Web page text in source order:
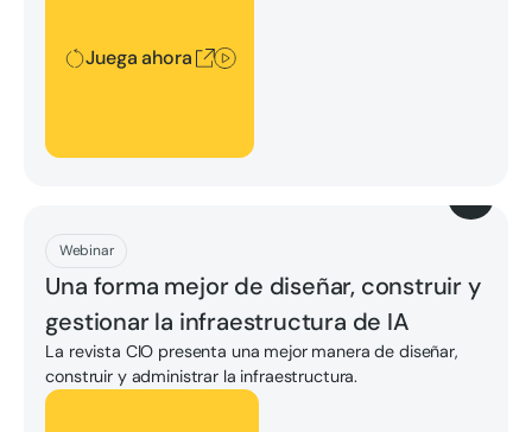
Juega ahora
Webinar
Una forma mejor de diseñar, construir y
gestionar la infraestructura de IA
La revista CIO presenta una mejor manera de diseñar,
construir y administrar la infraestructura.
Desbloquear
Descargar